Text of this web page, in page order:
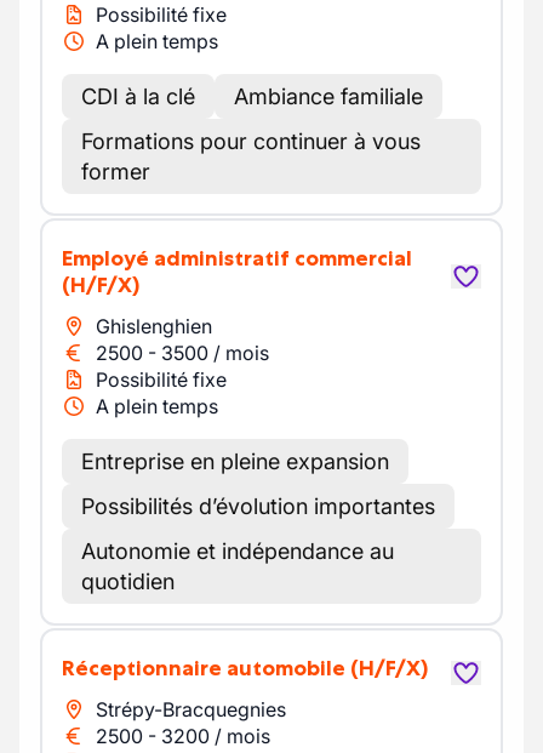
Possibilité fixe
A plein temps
CDI à la clé
Ambiance familiale
Formations pour continuer à vous
former
Employé administratif commercial
(H/F/X)
Ghislenghien
2500 - 3500 / mois
Possibilité fixe
A plein temps
Entreprise en pleine expansion
Possibilités d’évolution importantes
Autonomie et indépendance au
quotidien
Réceptionnaire automobile (H/F/X)
Strépy-Bracquegnies
2500 - 3200 / mois